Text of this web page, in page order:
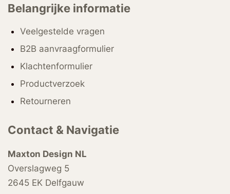
Belangrijke informatie
Veelgestelde vragen
B2B aanvraagformulier
Klachtenformulier
Productverzoek
Retourneren
Contact & Navigatie
Maxton Design NL
Overslagweg 5
2645 EK Delfgauw